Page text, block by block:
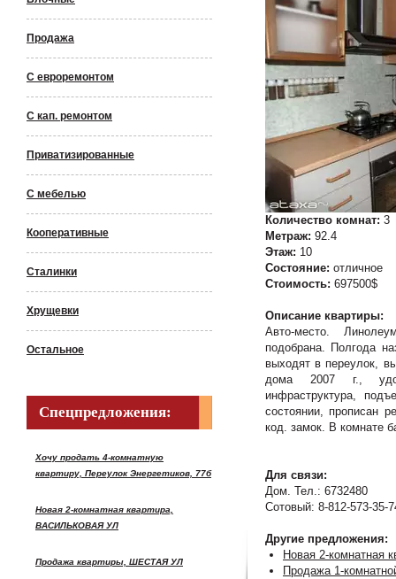
Продажа
С евроремонтом
С кап. ремонтом
Приватизированные
С мебелью
Кооперативные
Сталинки
Хрущевки
Остальное
Спецпредложения:
Хочу продать 4-комнатную
квартиру, Переулок Энергетиков, 77б
Новая 2-комнатная квартира,
ВАСИЛЬКОВАЯ УЛ
Продажа квартиры, ШЕСТАЯ УЛ
Количество комнат: 3
Метраж: 92.4
Этаж: 10
Состояние: отличное
Стоимость: 697500$
Описание квартиры:
Авто-место.
подобрана. Полгода
выходят в переулок,
дома 2007 г.,
инфраструктура,
состоянии, прописан
код. замок. В комнате
Для связи:
Дом. Тел.: 6732480
Сотовый: 8-812-573-35-
Другие предложения:
Новая 2-
Продажа 1-